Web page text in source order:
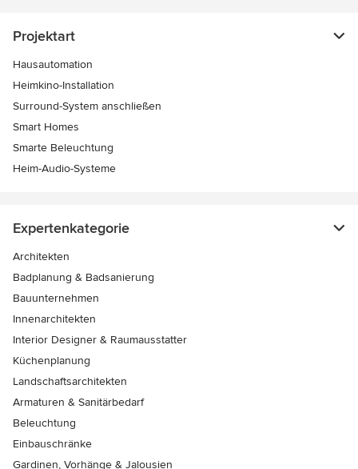
Projektart
Hausautomation
Heimkino-Installation
Surround-System anschließen
Smart Homes
Smarte Beleuchtung
Heim-Audio-Systeme
Expertenkategorie
Architekten
Badplanung & Badsanierung
Bauunternehmen
Innenarchitekten
Interior Designer & Raumausstatter
Küchenplanung
Landschaftsarchitekten
Armaturen & Sanitärbedarf
Beleuchtung
Einbauschränke
Gardinen, Vorhänge & Jalousien